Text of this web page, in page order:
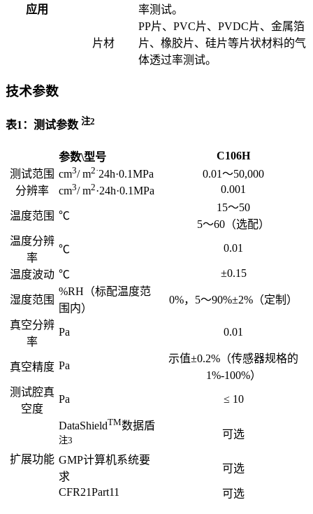
应用
率测试。
片材
PP片、PVC片、PVDC片、金属箔
片、橡胶片、硅片等片状材料的气
体透过率测试。
技术参数
表1：测试参数 注2
参数\型号
C106H
测试范围 cm3/ m2·24h·0.1MPa
0.01～50,000
分辨率
cm3/ m2·24h·0.1MPa 0.001
温度范围 ℃
15～50
5～60（选配）
温度分辨
率
℃ 0.01
温度波动 ℃ ±0.15
湿度范围
%RH（标配温度范
围内）
0%，5～90%±2%（定制）
真空分辨
率
Pa 0.01
真空精度 Pa
示值±0.2%（传感器规格的
1%-100%）
测试腔真
空度
Pa ≤ 10
扩展功能
DataShieldTM数据盾
注3
可选
GMP计算机系统要
求
可选
CFR21Part11
可选